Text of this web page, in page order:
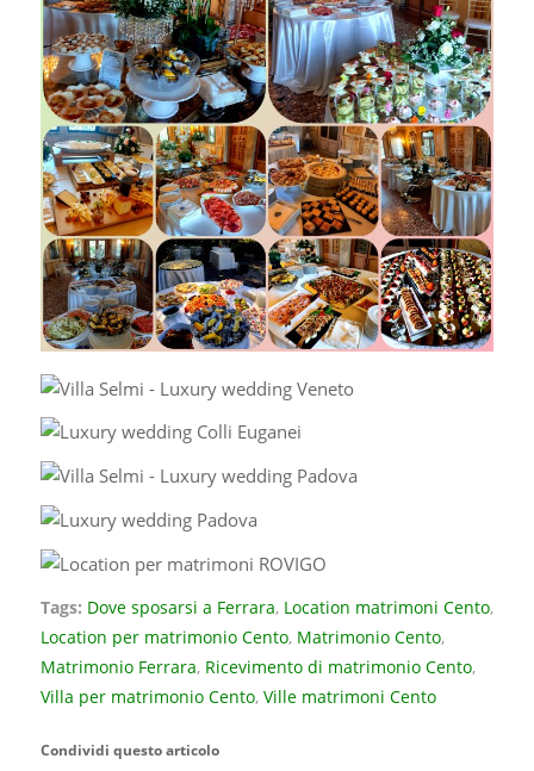
Tags: Dove sposarsi a Ferrara, Location matrimoni Cento,
Location per matrimonio Cento, Matrimonio Cento,
Matrimonio Ferrara, Ricevimento di matrimonio Cento,
Villa per matrimonio Cento, Ville matrimoni Cento
Condividi questo articolo